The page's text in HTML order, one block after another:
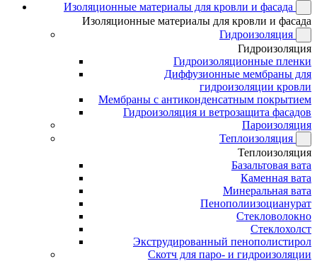
Изоляционные материалы для кровли и фасада
Изоляционные материалы для кровли и фасада
Гидроизоляция
Гидроизоляция
Гидроизоляционные пленки
Диффузионные мембраны для
гидроизоляции кровли
Мембраны с антиконденсатным покрытием
Гидроизоляция и ветрозащита фасадов
Пароизоляция
Теплоизоляция
Теплоизоляция
Базальтовая вата
Каменная вата
Минеральная вата
Пенополиизоцианурат
Стекловолокно
Стеклохолст
Экструдированный пенополистирол
Скотч для паро- и гидроизоляции